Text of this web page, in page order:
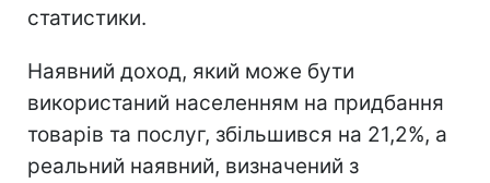
статистики.
Наявний доход, який може бути
використаний населенням на придбання
товарів та послуг, збільшився на 21,2%, а
реальний наявний, визначений з